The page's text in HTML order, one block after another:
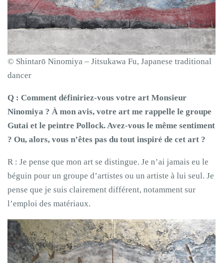
© Shintarō Ninomiya – Jitsukawa Fu, Japanese traditional
dancer
Q : Comment définiriez-vous votre art Monsieur
Ninomiya ? À mon avis, votre art me rappelle le groupe
Gutai et le peintre Pollock. Avez-vous le même sentiment
? Ou, alors, vous n’êtes pas du tout inspiré de cet art ?
R : Je pense que mon art se distingue. Je n’ai jamais eu le
béguin pour un groupe d’artistes ou un artiste à lui seul. Je
pense que je suis clairement différent, notamment sur
l’emploi des matériaux.